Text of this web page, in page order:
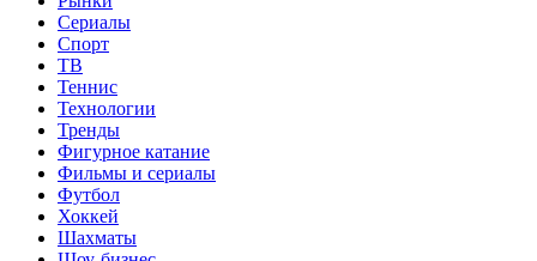
Сериалы
Спорт
ТВ
Теннис
Технологии
Тренды
Фигурное катание
Фильмы и сериалы
Футбол
Хоккей
Шахматы